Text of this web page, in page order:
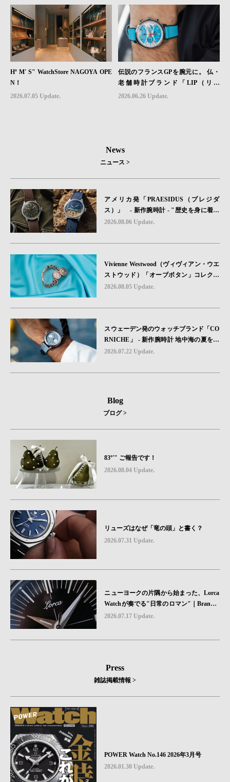
Hº M' S" WatchStore NAGOYA OPE
N！
2026.07.05 Update.
伝説のフランスGPを腕元に。 仏・
老舗時計ブランド「LIP（リッ
プ）」、世界限定1,906本のクロノグ
2026.06.26 Update.
News
ニュース >
アメリカ発「PRAESIDUS（プレジダ
ス）」 - 新作腕時計 - "歴史を身に着け
る“ -戦場を駆け抜けたWillys MBのボンネ
砂を文字盤に閉じ込めた「A-11」コレク
2026.08.06 Update.
Vivienne Westwood（ヴィヴィアン・ウエ
ストウッド）「オーブボタン」コレクシ
ョンに、⽇本限定カラーのローズゴール
2026.08.05 Update.
スウェーデン発のウォッチブランド「CO
RNICHE」 - 新作腕時計 地中海の夏を映
す、爽やかなブルーダイヤル「Heritage C
2026.07.22 Update.
Blog
ブログ >
83º'" ご報告です！
2026.08.04 Update.
リューズはなぜ「竜の頭」と書く？
2026.07.31 Update.
ニューヨークの片隅から始まった、Lorca
Watchが奏でる"日常のロマン"｜Brand P
icks #08
2026.07.17 Update.
Press
雑誌掲載情報 >
POWER Watch No.146 2026年3月号
2026.01.30 Update.